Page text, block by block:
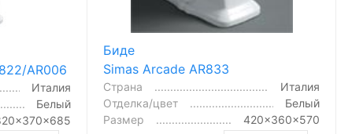
AR006
Италия
Белый
Биде
Simas Arcade AR833
Страна
Италия
Отделка/цвет
Белый
Размер
420x360x570